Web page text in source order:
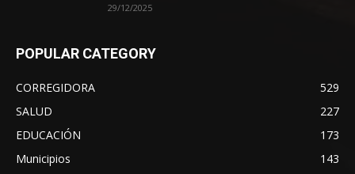
29/12/2025
POPULAR CATEGORY
CORREGIDORA
529
SALUD
227
EDUCACIÓN
173
Municipios
143